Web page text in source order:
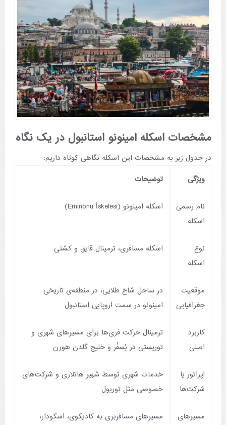
مشخصات اسکله امینونو استانبول در یک نگاه
در جدول زیر به مشخصات این اسکله نگاهی کوتاه داریم:
ویژگی
توضیحات
نام رسمی
اسکله
اسکله امینونو (Eminönü İskelesi)
نوع
اسکله
اسکله مسافری، ترمینال قایق و کشتی
موقعیت
جغرافیایی
در ساحل شاخ طلایی، در منطقه‌ی تاریخی
امینونو در سمت اروپایی استانبول
کاربرد
اصلی
ترمینال حرکت فری‌ها برای مسیرهای شهری و
توریستی در بُسفُر و خلیج گلدن هورن
اپراتور یا
شرکت‌ها
خدمات شهری توسط شهیر هاتلاری و شرکت‌های
خصوصی مثل توریول
مسیرهای
مسیرهای مسافربری به کادیکوی، اسکودار،